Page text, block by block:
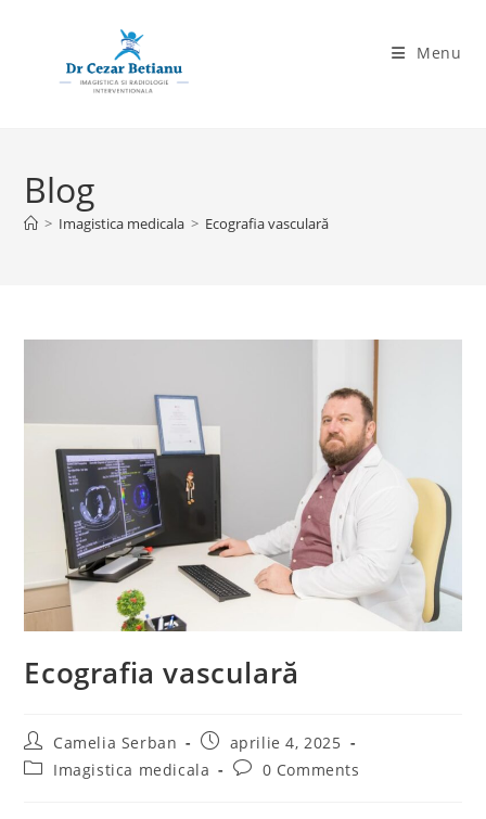
Menu
Blog
> Imagistica medicala > Ecografia vasculară
Ecografia vasculară
Post
author:
Camelia Serban
Post
published:
aprilie 4, 2025
PostImagistica medicala
Post0 Comments